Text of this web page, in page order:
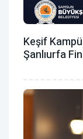
Keşif
Şanlıurfa